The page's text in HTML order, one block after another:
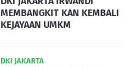
MEMBANGKIT KAN KEMBALI
KEJAYAAN UMKM
DKI JAKARTA